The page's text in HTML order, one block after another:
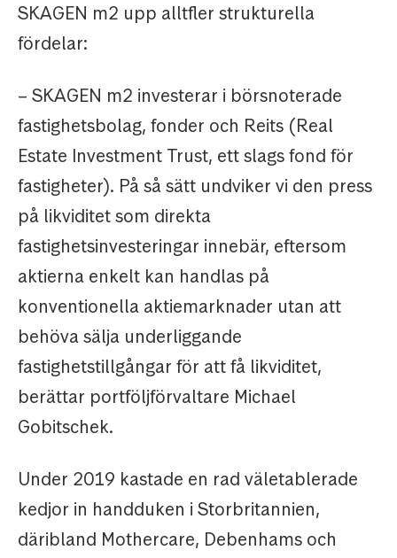
SKAGEN m2 upp alltfler strukturella
fördelar:
– SKAGEN m2 investerar i börsnoterade
fastighetsbolag, fonder och Reits (Real
Estate Investment Trust, ett slags fond för
fastigheter). På så sätt undviker vi den press
på likviditet som direkta
fastighetsinvesteringar innebär, eftersom
aktierna enkelt kan handlas på
konventionella aktiemarknader utan att
behöva sälja underliggande
fastighetstillgångar för att få likviditet,
berättar portföljförvaltare Michael
Gobitschek.
Under 2019 kastade en rad väletablerade
kedjor in handduken i Storbritannien,
däribland Mothercare, Debenhams och